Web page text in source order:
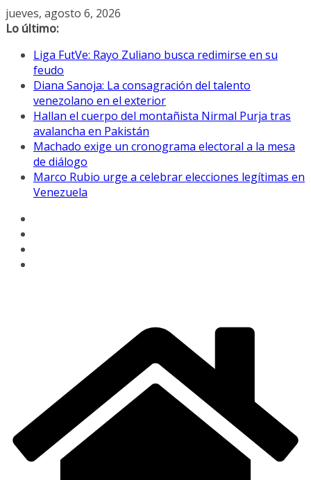
Saltar
al
jueves, agosto 6, 2026
Lo último:
Liga FutVe: Rayo Zuliano busca redimirse en su
feudo
Diana Sanoja: La consagración del talento
venezolano en el exterior
Hallan el cuerpo del montañista Nirmal Purja tras
avalancha en Pakistán
Machado exige un cronograma electoral a la mesa
de diálogo
Marco Rubio urge a celebrar elecciones legítimas en
Venezuela